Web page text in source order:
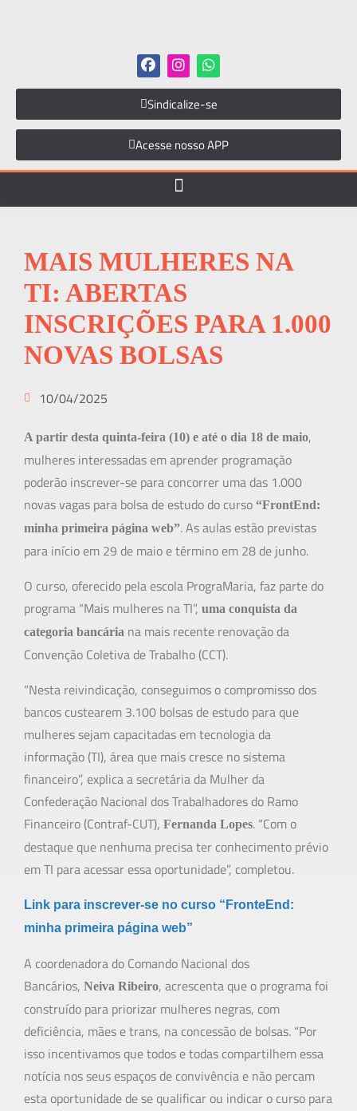
Sindicalize-se
Acesse nosso APP
MAIS MULHERES NA
TI: ABERTAS
INSCRIÇÕES PARA 1.000
NOVAS BOLSAS
10/04/2025
A partir desta quinta-feira (10) e até o dia 18 de maio,
mulheres interessadas em aprender programação
poderão inscrever-se para concorrer uma das 1.000
novas vagas para bolsa de estudo do curso “FrontEnd:
minha primeira página web”. As aulas estão previstas
para início em 29 de maio e término em 28 de junho.
O curso, oferecido pela escola PrograMaria, faz parte do
programa “Mais mulheres na TI”, uma conquista da
categoria bancária na mais recente renovação da
Convenção Coletiva de Trabalho (CCT).
“Nesta reivindicação, conseguimos o compromisso dos
bancos custearem 3.100 bolsas de estudo para que
mulheres sejam capacitadas em tecnologia da
informação (TI), área que mais cresce no sistema
financeiro”, explica a secretária da Mulher da
Confederação Nacional dos Trabalhadores do Ramo
Financeiro (Contraf-CUT), Fernanda Lopes. “Com o
destaque que nenhuma precisa ter conhecimento prévio
em TI para acessar essa oportunidade”, completou.
Link para inscrever-se no curso “FronteEnd:
minha primeira página web”
A coordenadora do Comando Nacional dos
Bancários, Neiva Ribeiro, acrescenta que o programa foi
construído para priorizar mulheres negras, com
deficiência, mães e trans, na concessão de bolsas. “Por
isso incentivamos que todos e todas compartilhem essa
notícia nos seus espaços de convivência e não percam
esta oportunidade de se qualificar ou indicar o curso para